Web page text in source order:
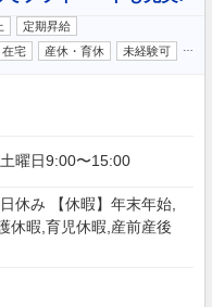
定期昇給
在宅 産休・育休 未経験可
曜日9:00〜15:00
休み 【休暇】年末年始,
休暇,育児休暇,産前産後